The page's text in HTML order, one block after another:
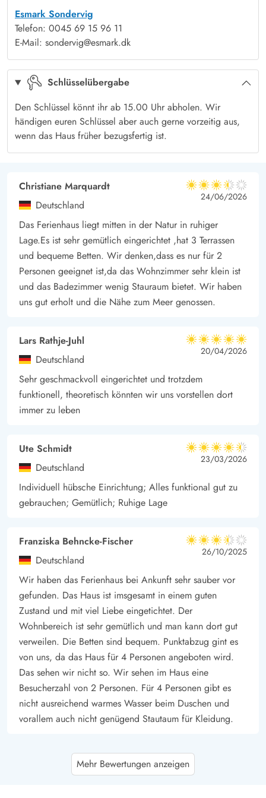
Nur 100 m vom Ferienhaus entfernt erreicht ihr einen schmalen
Pfad, welcher euch zum Meer führt. Nachdem ihr den
erscheinende Weite. Ob ihr nun entlang der Wasserkante
spaziert oder lieber durch die Dünen wandert - es ist einfach
wunderschön und selbst wenn der Wind einmal etwas kräftiger
weht, tut es einfach nur gut. Der Blick von der Spitze der
Dünen ist wunderschön - einfach malerisch. Reetgedeckte, alte
und urtypische Häuser sowie eine fantastische Natur liegen
Thorsminde liegt nur wenige Minuten mit dem Auto entfernt,
wo ihr Einkaufen und das Treiben der Fischer, sowie der
anderen Urlauber beobachten könnt. Der kleine Ort ist
unbedingt einen Besuch wert und so idyllisch. Aber auch
der Nissum Fjord ist wunderschön und ein Paradies für
Wassersportler sowie zahlreiche Wasservögel.
Esmark Sondervig
Telefon: 0045 69 15 96 11
E-Mail: sondervig@esmark.dk
Schlüsselübergabe
Den Schlüssel könnt ihr ab 15.00 Uhr abholen. Wir
händigen euren Schlüssel aber auch gerne vorzeitig aus,
wenn das Haus früher bezugsfertig ist.
Christiane Marquardt
Deutschland
3.5 von 5
3.5 von 5
3.5 out of 5
24/06/2026
Das Ferienhaus liegt mitten in der Natur in ruhiger
Lage.Es ist sehr gemütlich eingerichtet ,hat 3 Terrassen
und bequeme Betten. Wir denken,dass es nur für 2
Personen geeignet ist,da das Wohnzimmer sehr klein ist
und das Badezimmer wenig Stauraum bietet. Wir haben
uns gut erholt und die Nähe zum Meer genossen.
Lars Rathje-Juhl
Deutschland
5 von 5
5 von 5
5 out of 5
20/04/2026
Sehr geschmackvoll eingerichtet und trotzdem
funktionell, theoretisch könnten wir uns vorstellen dort
immer zu leben
Ute Schmidt
Deutschland
4.5 von 5
4.5 von 5
4.5 out of 5
23/03/2026
Individuell hübsche Einrichtung; Alles funktional gut zu
gebrauchen; Gemütlich; Ruhige Lage
Franziska Behncke-Fischer
Deutschland
3.5 von 5
3.5 von 5
3.5 out of 5
26/10/2025
Wir haben das Ferienhaus bei Ankunft sehr sauber vor
gefunden. Das Haus ist imsgesamt in einem guten
Zustand und mit viel Liebe eingetichtet. Der
Wohnbereich ist sehr gemütlich und man kann dort gut
verweilen. Die Betten sind bequem. Punktabzug gint es
von uns, da das Haus für 4 Personen angeboten wird.
Das sehen wir nicht so. Wir sehen im Haus eine
Besucherzahl von 2 Personen. Für 4 Personen gibt es
nicht ausreichend warmes Wasser beim Duschen und
vorallem auch nicht genügend Stautaum für Kleidung.
Hans-Peter Siemon
Deutschland
5 von 5
5 out of 5
Mehr Bewertungen anzeigen